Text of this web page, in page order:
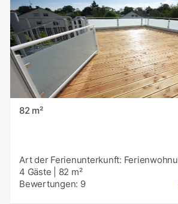
82 m²
Art der Ferienunterkunft:
4 Gäste
82 m²
Bewertungen: 9